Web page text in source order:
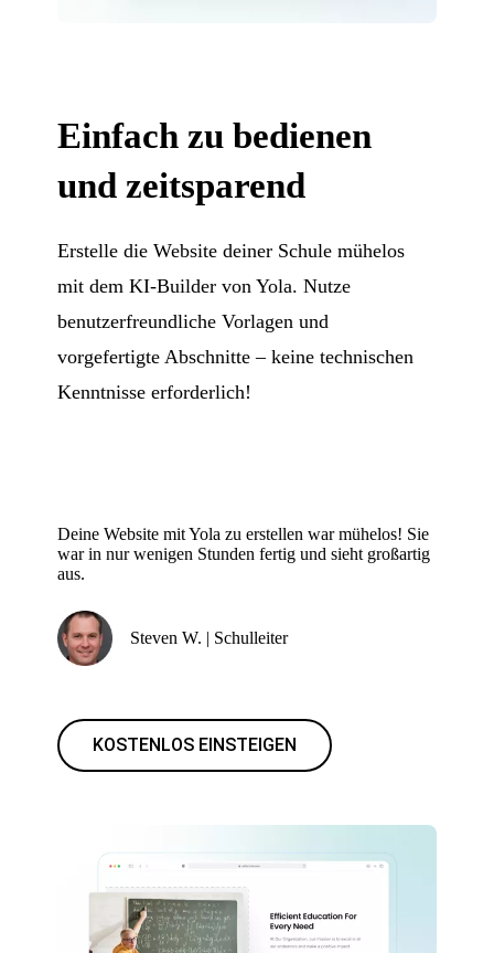
Einfach zu bedienen
und zeitsparend
Erstelle die Website deiner Schule mühelos
mit dem KI-Builder von Yola. Nutze
benutzerfreundliche Vorlagen und
vorgefertigte Abschnitte – keine technischen
Kenntnisse erforderlich!
Deine Website mit Yola zu erstellen war mühelos! Sie
war in nur wenigen Stunden fertig und sieht großartig
aus.
Steven W. | Schulleiter
KOSTENLOS EINSTEIGEN